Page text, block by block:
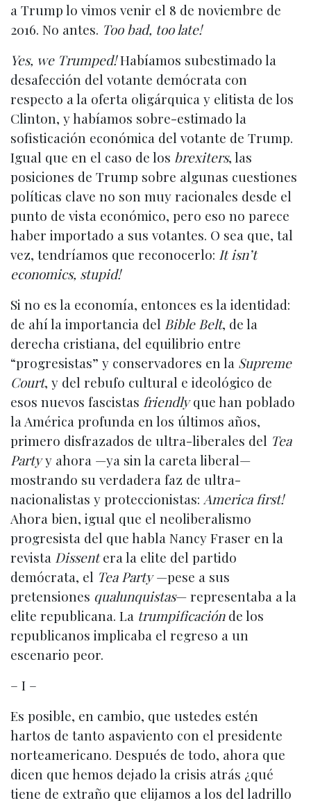
a Trump lo vimos venir el 8 de noviembre de
2016. No antes. Too bad, too late!
Yes, we Trumped!Habíamos subestimado la
desafección del votante demócrata con
respecto a la oferta oligárquica y elitista de los
Clinton, y habíamos sobre-estimado la
sofisticación económica del votante de Trump.
Igual que en el caso de los brexiters, las
posiciones de Trump sobre algunas cuestiones
políticas clave no son muy racionales desde el
punto de vista económico, pero eso no parece
haber importado a sus votantes. O sea que, tal
vez, tendríamos que reconocerlo: It isn’t
economics, stupid!
Si no es la economía, entonces es la identidad:
de ahí la importancia del Bible Belt, de la
derecha cristiana, del equilibrio entre
“progresistas” y conservadores en la Supreme
Court, y del rebufo cultural e ideológico de
esos nuevos fascistas friendlyque han poblado
la América profunda en los últimos años,
primero disfrazados de ultra-liberales del Tea
Partyy ahora —ya sin la careta liberal—
mostrando su verdadera faz de ultra-
nacionalistas y proteccionistas: America first!
Ahora bien, igual que el neoliberalismo
progresista del que habla Nancy Fraser en la
revista Dissentera la elite del partido
demócrata, el Tea Party—pese a sus
pretensiones qualunquistas— representaba a la
elite republicana. La trumpificaciónde los
republicanos implicaba el regreso a un
escenario peor.
– I –
Es posible, en cambio, que ustedes estén
hartos de tanto aspaviento con el presidente
norteamericano. Después de todo, ahora que
dicen que hemos dejado la crisis atrás ¿qué
tiene de extraño que elijamos a los del ladrillo